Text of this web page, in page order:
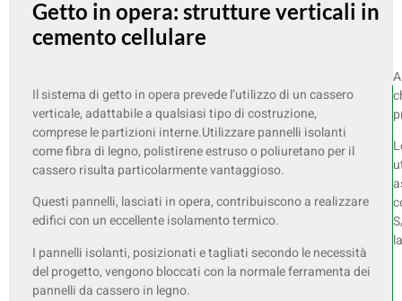
Getto in opera: strutture verticali in
cemento cellulare
Il sistema di getto in opera prevede l’utilizzo di un cassero
verticale, adattabile a qualsiasi tipo di costruzione,
comprese le partizioni interne.Utilizzare pannelli isolanti
come fibra di legno, polistirene estruso o poliuretano per il
cassero risulta particolarmente vantaggioso.
Questi pannelli, lasciati in opera, contribuiscono a realizzare
edifici con un eccellente isolamento termico.
I pannelli isolanti, posizionati e tagliati secondo le necessità
del progetto, vengono bloccati con la normale ferramenta dei
pannelli da cassero in legno.